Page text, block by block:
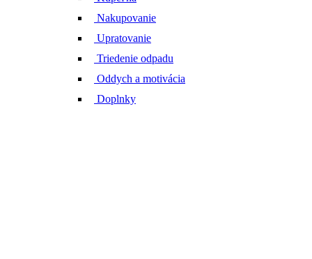
Nakupovanie
Upratovanie
Triedenie odpadu
Oddych a motivácia
Doplnky